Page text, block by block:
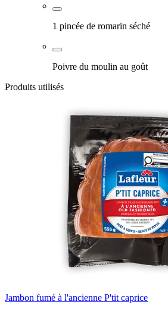
1 pincée de romarin séché
Poivre du moulin au goût
Produits utilisés
Jambon fumé à l'ancienne P'tit caprice